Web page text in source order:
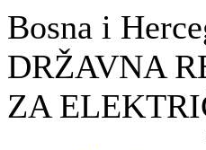
Bosna i
DRŽAVNA
ZA